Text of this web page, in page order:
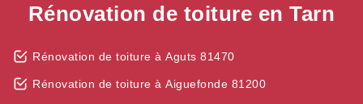
Rénovation de toiture en Tarn
Rénovation de toiture à Aguts 81470
Rénovation de toiture à Aiguefonde 81200